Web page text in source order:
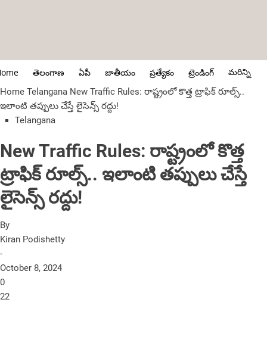
తెలంగాణ ఏపీ జాతీయం ప్రత్యేకం ట్రెండింగ్ మరిన్ని
Home Telangana New Traffic Rules: రాష్ట్రంలో కొత్త ట్రాఫిక్ రూల్స్..
ఇలాంటి తప్పులు చేస్తే లైసెన్స్ రద్దు!
Telangana
New Traffic Rules: రాష్ట్రంలో కొత్త
ట్రాఫిక్ రూల్స్.. ఇలాంటి తప్పులు చేస్తే
లైసెన్స్ రద్దు!
By
Kiran Podishetty
-
October 8, 2024
0
22